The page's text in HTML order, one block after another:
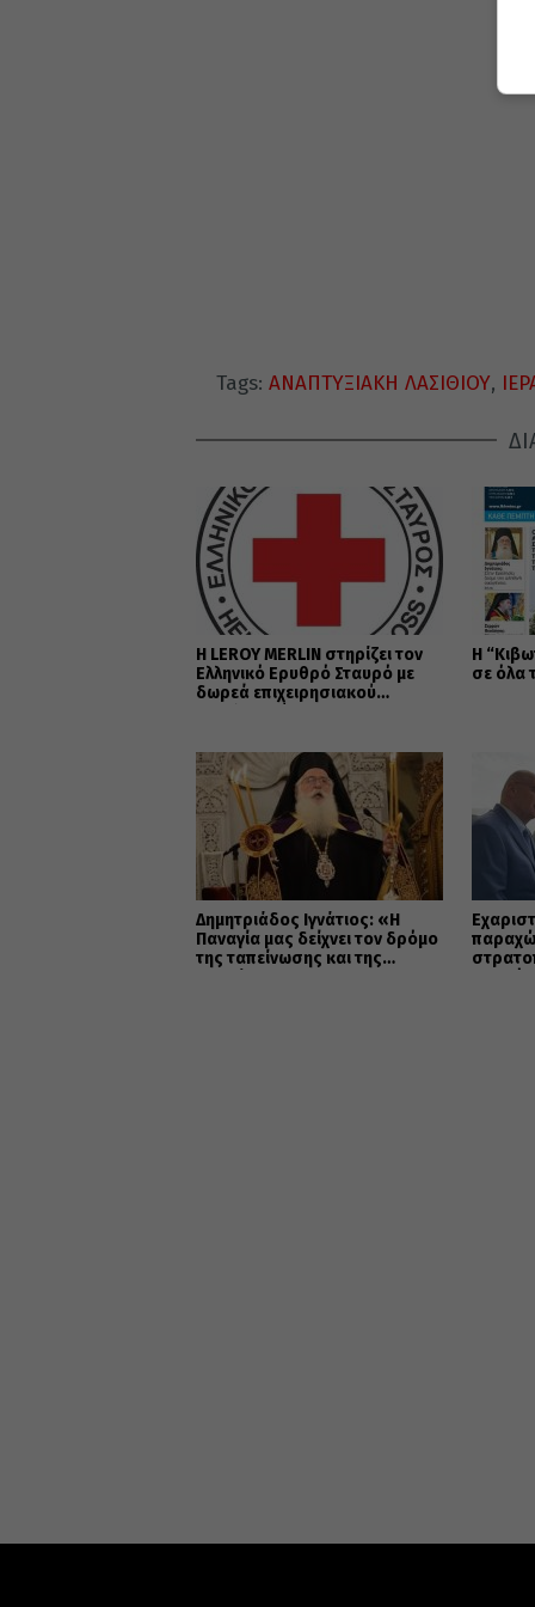
Tags: ΑΝΑΠΤΥΞΙΑΚΗ ΛΑΣΙΘΙΟΥ,
Η LEROY MERLIN στηρίζει τον
Ελληνικό Ερυθρό Σταυρό με
δωρεά επιχειρησιακού
καταστροφικών πυρκαγιών
Η
σε όλα
Δημητριάδος Ιγνάτιος: «Η
Παναγία μας δείχνει τον δρόμο
της ταπείνωσης και της